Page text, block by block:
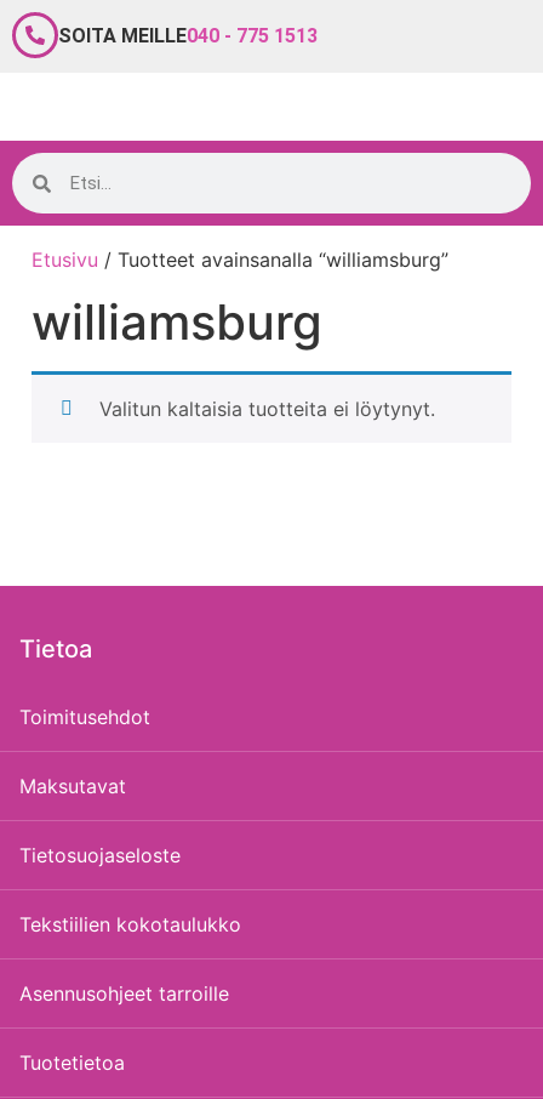
SOITA MEILLE040 - 775 1513
Etusivu / Tuotteet avainsanalla “williamsburg”
williamsburg
Valitun kaltaisia tuotteita ei löytynyt.
Tietoa
Toimitusehdot
Maksutavat
Tietosuojaseloste
Tekstiilien kokotaulukko
Asennusohjeet tarroille
Tuotetietoa